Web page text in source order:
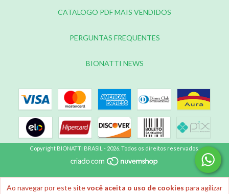
Ao navegar por este sitevocê aceita o uso de cookies para agilizar
CATALOGO PDF MAIS VENDIDOS
PERGUNTAS FREQUENTES
BIONATTI NEWS
Copyright BIONATTI BRASIL - 2026. Todos os direitos reservados.